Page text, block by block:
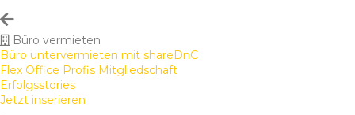
Büro vermieten
Büro untervermieten mit shareDnC
Flex Office Profis Mitgliedschaft
Erfolgsstories
Jetzt inserieren